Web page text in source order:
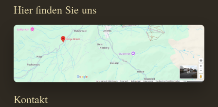
Hier finden Sie uns
Kontakt